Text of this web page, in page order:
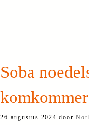
Soba
komkommer
26 augustus 2024 door